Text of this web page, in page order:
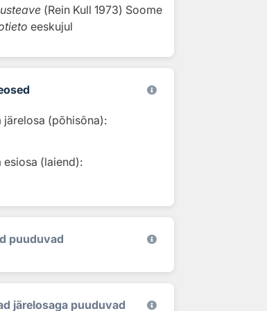
(Rein Kull 1973) Soome
eeskujul
järelosa (põhisõna):
esiosa (laiend):
puuduvad
järelosaga puuduvad